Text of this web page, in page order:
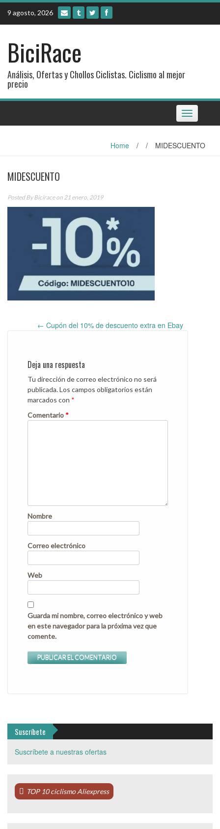
Skip
content
9 agosto, 2026
BiciRace
Análisis, Ofertas y Chollos Ciclistas. Ciclismo al mejor
precio
Toggle
navigation
Home / / MIDESCUENTO
MIDESCUENTO
Posted ByBiciraceon 21 enero, 2019
Post
← Cupón del 10% de descuento extra en Ebay
Deja una respuesta
Tu dirección de correo electrónico no será
publicada.Los campos obligatorios están
marcados con *
Comentario *
Nombre
Correo electrónico
Web
Guarda mi nombre, correo electrónico y web
en este navegador para la próxima vez que
comente.
Suscríbete
Suscríbete a nuestras ofertas
TOP 10 ciclismo Aliexpress